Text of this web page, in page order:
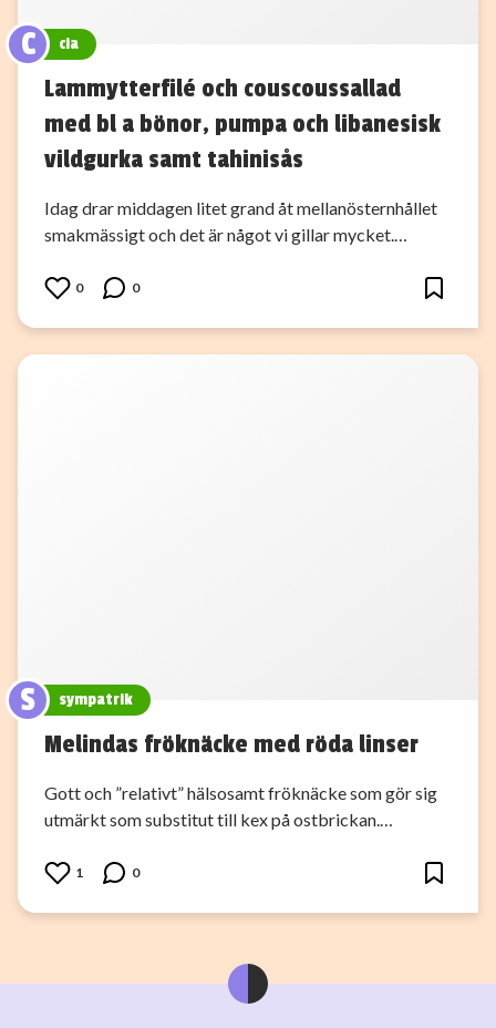
C cia
Lammytterfilé och couscoussallad
med bl a bönor, pumpa och libanesisk
vildgurka samt tahinisås
Idag drar middagen litet grand åt mellanösternhållet
smakmässigt och det är något vi gillar mycket.…
0 0
S sympatrik
Melindas fröknäcke med röda linser
Gott och ”relativt” hälsosamt fröknäcke som gör sig
utmärkt som substitut till kex på ostbrickan.…
1 0